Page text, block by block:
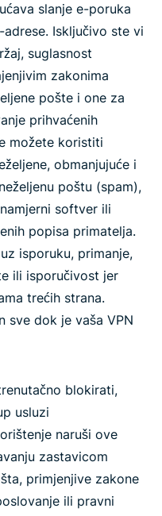
slanje e-poruka
Isključivo ste vi
suglasnost
zakonima
pošte i one za
prihvaćenih
možete koristiti
obmanjujuće i
poštu (spam),
softver ili
popisa primatelja.
isporuku, primanje,
ili isporučivost jer
trećih strana.
sve dok je vaša VPN
blokirati,
usluzi
naruši ove
zastavicom
primjenjive zakone
ili pravni